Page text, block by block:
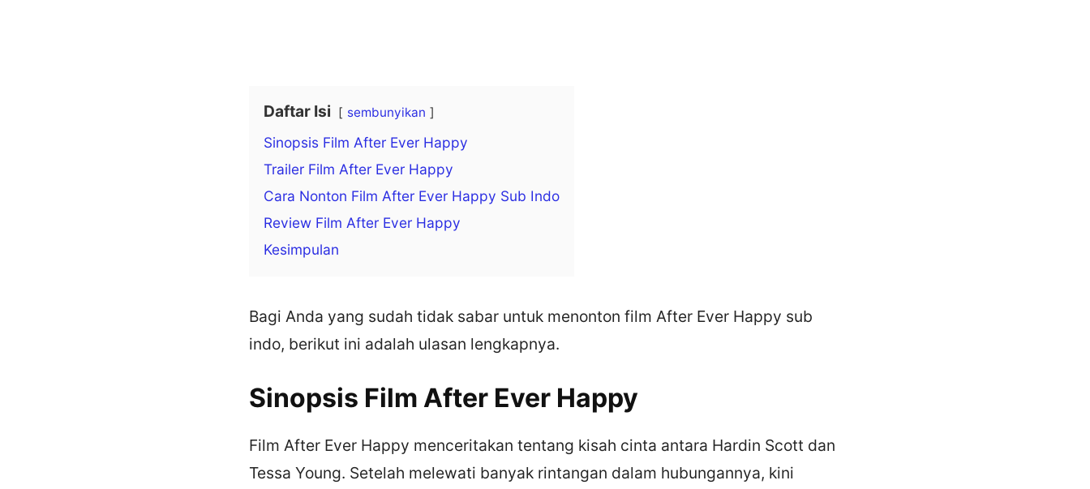
Daftar Isi sembunyikan
Sinopsis Film After Ever Happy
Trailer Film After Ever Happy
Cara Nonton Film After Ever Happy Sub Indo
Review Film After Ever Happy
Kesimpulan
Bagi Anda yang sudah tidak sabar untuk menonton film After Ever Happy sub
indo, berikut ini adalah ulasan lengkapnya.
Sinopsis Film After Ever Happy
Film After Ever Happy menceritakan tentang kisah cinta antara Hardin Scott dan
Tessa Young. Setelah melewati banyak rintangan dalam hubungannya, kini